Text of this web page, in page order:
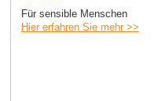
Für sensible Menschen
Hier erfahren Sie mehr >>